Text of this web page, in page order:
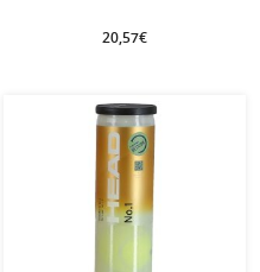
20,57€